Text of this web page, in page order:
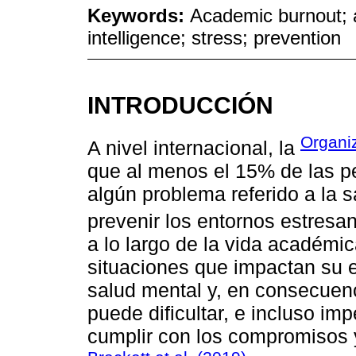
Keywords: Academic burnout;
intelligence; stress; prevention
INTRODUCCIÓN
A nivel internacional, la
que al menos el 15% de las
algún problema referido a la
prevenir los entornos
a lo largo de la vida
situaciones que impactan su
salud mental y, en
puede dificultar, e incluso
cumplir con los